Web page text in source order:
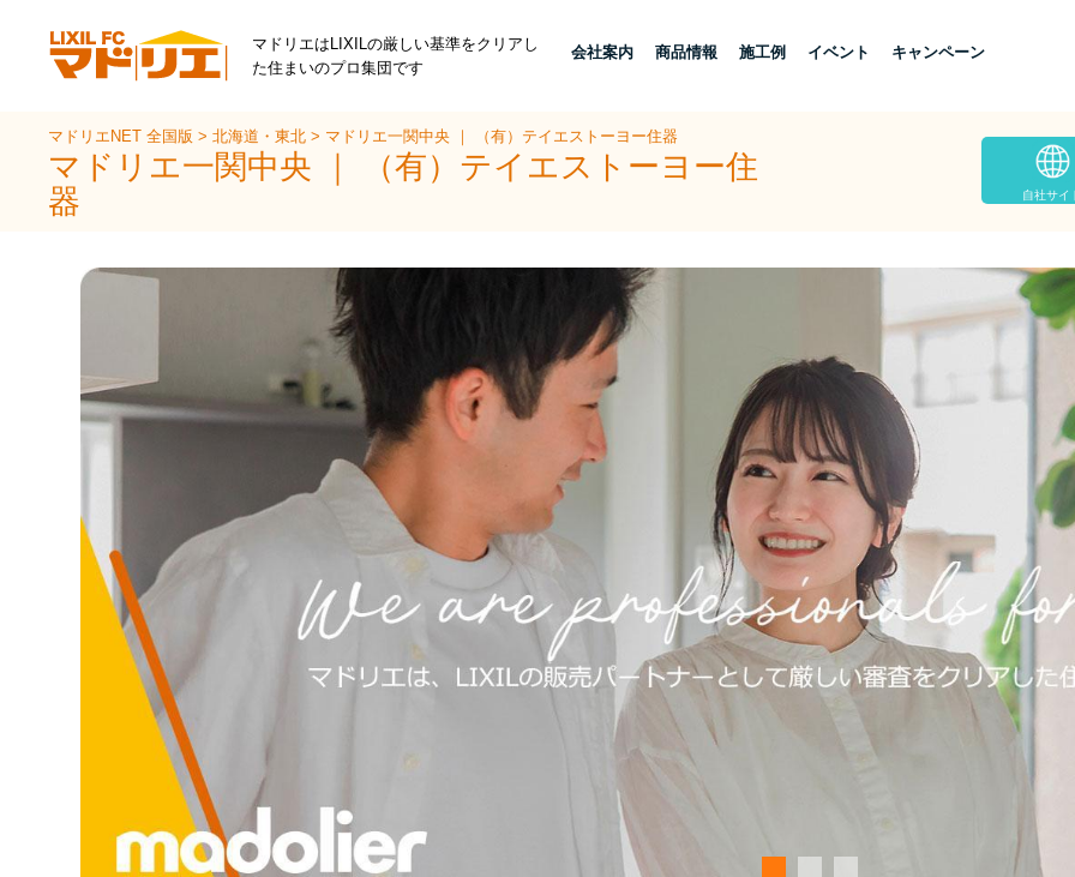
マドリエはLIXILの厳しい基準をクリアし
た住まいのプロ集団です
会社案内 商品情報 施工例 イベント キャンペーン
マドリエNET 全国版>北海道・東北> マドリエ一関中央 ｜ （有）テイエストーヨー住器
マドリエ一関中央 ｜ （有）テイエストーヨー住
器
自社サイ